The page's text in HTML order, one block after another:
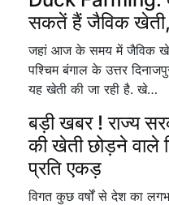
सकतें हैं जैविक खेती,
जहां आज के समय में जैविक खेती
पश्चिम बंगाल के उत्तर
यह खेती की जा रही है. खे…
बड़ी खबर ! राज्य
की खेती छोड़ने वाले
प्रति एकड़
विगत कुछ वर्षों से देश का